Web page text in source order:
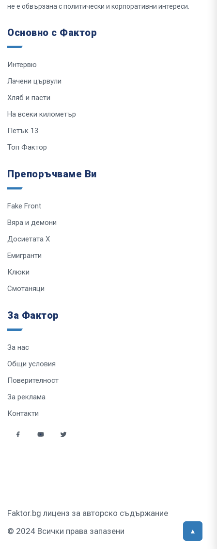
не е обвързана с политически и корпоративни интереси.
Основно с Фактор
Интервю
Лачени цървули
Хляб и пасти
На всеки километър
Петък 13
Топ Фактор
Препоръчваме Ви
Fake Front
Вяра и демони
Досиетата Х
Емигранти
Клюки
Смотаняци
За Фактор
За нас
Общи условия
Поверителност
За реклама
Контакти
Faktor.bg лиценз за авторско съдържание
© 2024 Всички права запазени